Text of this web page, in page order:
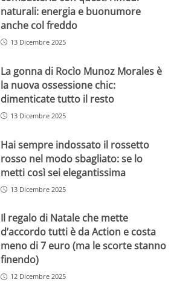
naturali: energia e buonumore
anche col freddo
13 Dicembre 2025
La gonna di Rocìo Munoz Morales è
la nuova ossessione chic:
dimenticate tutto il resto
13 Dicembre 2025
Hai sempre indossato il rossetto
rosso nel modo sbagliato: se lo
metti così sei elegantissima
13 Dicembre 2025
Il regalo di Natale che mette
d’accordo tutti è da Action e costa
meno di 7 euro (ma le scorte stanno
finendo)
12 Dicembre 2025